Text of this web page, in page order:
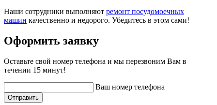
Наши сотрудники выполняют ремонт посудомоечных
машин качественно и недорого. Убедитесь в этом сами!
Оформить заявку
Оставьте свой номер телефона и мы перезвоним Вам в
течении 15 минут!
Ваш номер телефона
Отправить